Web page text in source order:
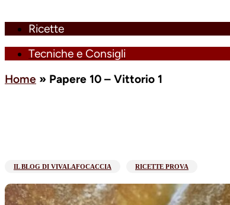
Ricette
Tecniche e Consigli
Home » Papere 10 – Vittorio 1
IL BLOG DI VIVALAFOCACCIA RICETTE PROVA